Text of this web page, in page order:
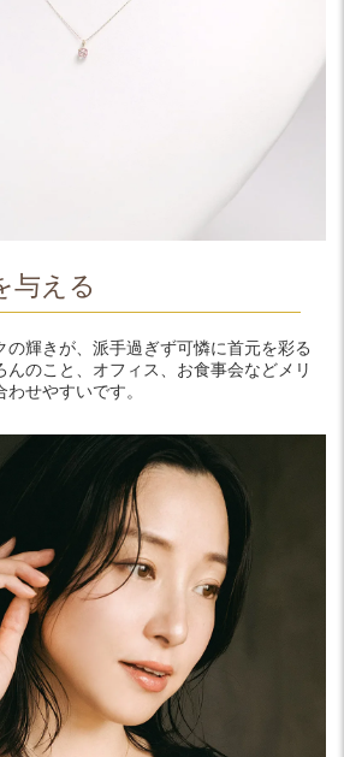
与える
の輝きが、派手過ぎず可憐に首元を彩る
のこと、オフィス、お食事会などメリ
せやすいです。